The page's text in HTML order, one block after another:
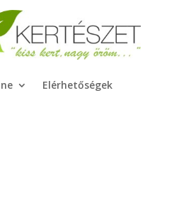
Elérhetőségek